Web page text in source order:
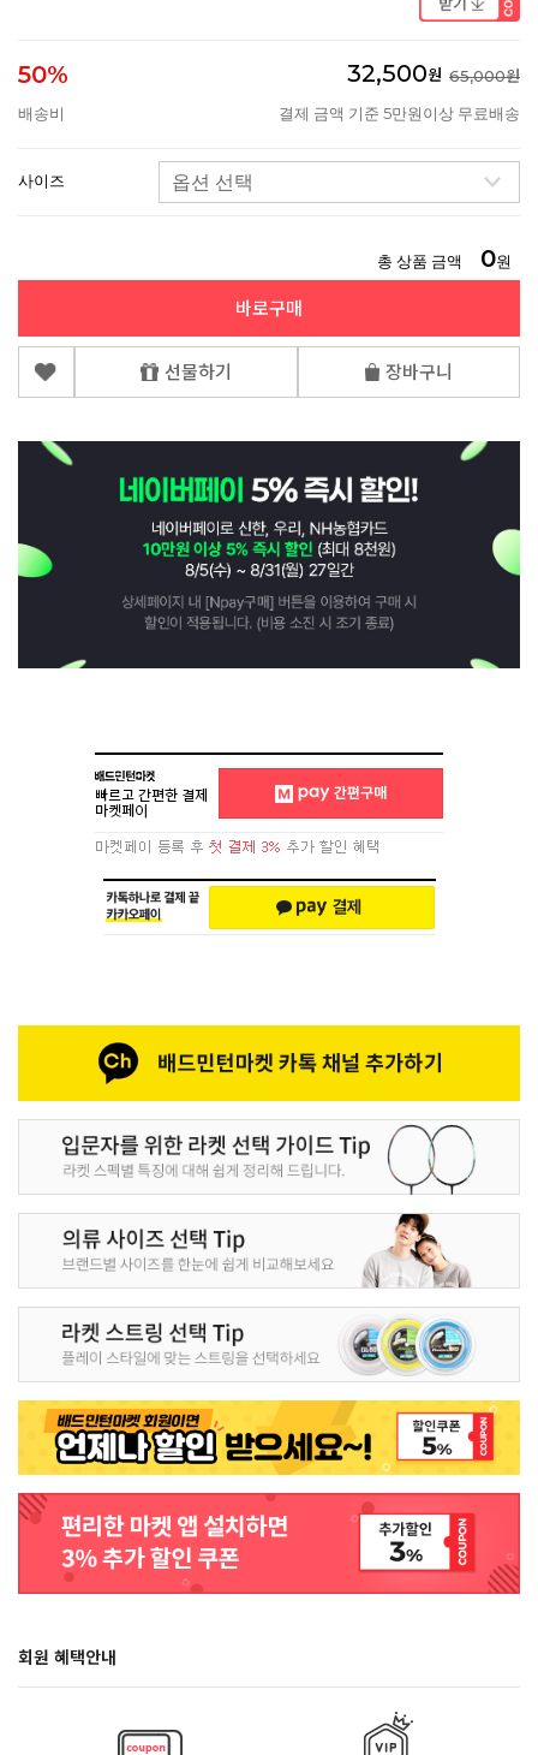
50% 32,500원 65,000원
배송비
결제 금액 기준 5만원이상 무료배송
사이즈
총 상품 금액 0원
바로구매
선물하기 장바구니
회원 혜택안내